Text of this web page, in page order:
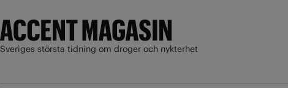
Sveriges största tidning om droger och nykterhet